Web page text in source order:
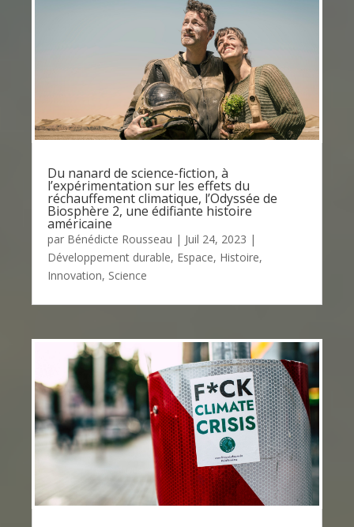
Du nanard de science-fiction, à
l’expérimentation sur les effets du
réchauffement climatique, l’Odyssée de
Biosphère 2, une édifiante histoire
américaine
par Bénédicte Rousseau | Juil 24, 2023 |
Développement durable, Espace, Histoire,
Innovation, Science